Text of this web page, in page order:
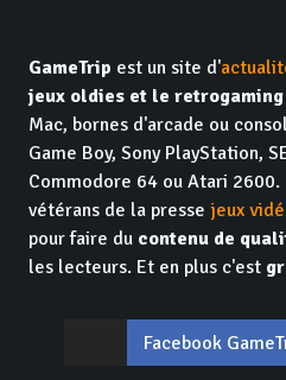
GameTrip est un site d'
jeux oldies et le retrogaming
Mac, bornes d'arcade ou
Game Boy, Sony PlayStation,
Commodore 64 ou Atari
vétérans de la presse jeux
pour faire du contenu de
les lecteurs. Et en plus c'est
Facebook